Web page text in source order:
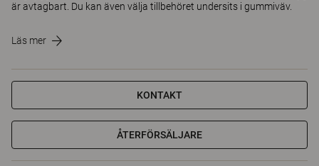
är avtagbart. Du kan även välja tillbehöret undersits i gummiväv.
Läs mer
KONTAKT
ÅTERFÖRSÄLJARE